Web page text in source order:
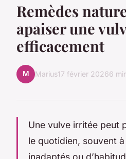
Remèdes
apaiser une
efficacement
M Marius17 février 20266
Une vulve irritée peut
le quotidien, souvent
inadaptés ou